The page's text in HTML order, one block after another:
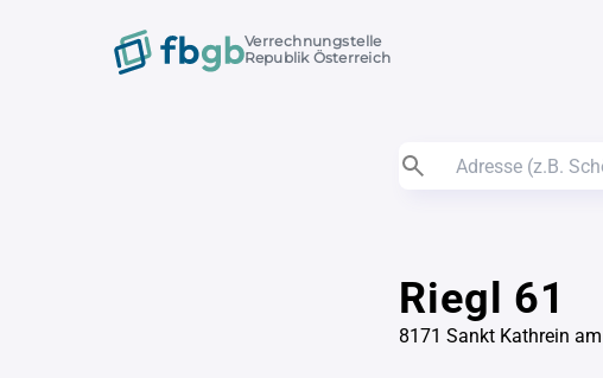
Verrechnungstelle
Republik Österreich
Riegl 61
8171 Sankt Kathrein